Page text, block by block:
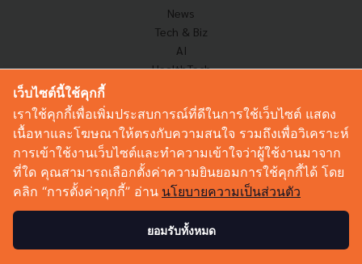
News
Tech & Biz
AI
HealthTech
Corp Innov
Saucy Thoughts
Sustainable
Videos
Podcast
เว็บไซต์นี้ใช้คุกกี้
เราใช้คุกกี้เพื่อเพิ่มประสบการณ์ที่ดีในการใช้เว็บไซต์ แสดง
เนื้อหาและโฆษณาให้ตรงกับความสนใจ รวมถึงเพื่อวิเคราะห์
การเข้าใช้งานเว็บไซต์และทำความเข้าใจว่าผู้ใช้งานมาจาก
ที่ใด คุณสามารถเลือกตั้งค่าความยินยอมการใช้คุกกี้ได้ โดย
คลิก “การตั้งค่าคุกกี้” อ่าน นโยบายความเป็นส่วนตัว
ยอมรับทั้งหมด